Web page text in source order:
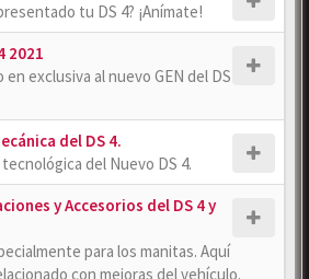
tu DS 4? ¡Anímate!
2021
en exclusiva al nuevo GEN del DS
del DS 4.
del Nuevo DS 4.
y Accesorios del DS 4 y
para los manitas. Aquí
con mejoras del vehículo.